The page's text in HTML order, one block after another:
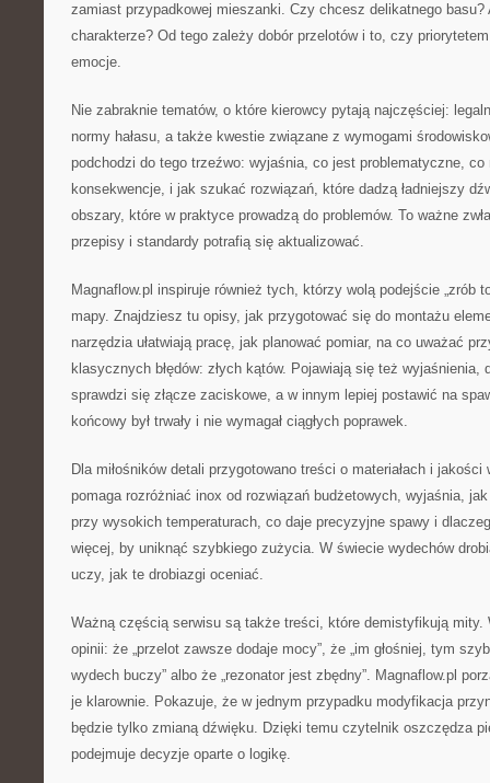
zamiast przypadkowej mieszanki. Czy chcesz delikatnego
charakterze? Od tego zależy dobór przelotów i to, czy
emocje.
Nie zabraknie tematów, o które kierowcy pytają najczęściej:
normy hałasu, a także kwestie związane z wymogami
podchodzi do tego trzeźwo: wyjaśnia, co jest problematyczne,
konsekwencje, i jak szukać rozwiązań, które dadzą ładniejszy
obszary, które w praktyce prowadzą do problemów. To ważne
przepisy i standardy potrafią się aktualizować.
Magnaflow.pl inspiruje również tych, którzy wolą podejście „zrób
mapy. Znajdziesz tu opisy, jak przygotować się do montażu
narzędzia ułatwiają pracę, jak planować pomiar, na co uważać
klasycznych błędów: złych kątów. Pojawiają się też wyjaśnienia,
sprawdzi się złącze zaciskowe, a w innym lepiej postawić na
końcowy był trwały i nie wymagał ciągłych poprawek.
Dla miłośników detali przygotowano treści o materiałach i jakości
pomaga rozróżniać inox od rozwiązań budżetowych, wyjaśnia,
przy wysokich temperaturach, co daje precyzyjne spawy i
więcej, by uniknąć szybkiego zużycia. W świecie wydechów
uczy, jak te drobiazgi oceniać.
Ważną częścią serwisu są także treści, które demistyfikują mity.
opinii: że „przelot zawsze dodaje mocy”, że „im głośniej, tym
wydech buczy” albo że „rezonator jest zbędny”. Magnaflow.pl
je klarownie. Pokazuje, że w jednym przypadku modyfikacja
będzie tylko zmianą dźwięku. Dzięki temu czytelnik oszczędza
podejmuje decyzje oparte o logikę.